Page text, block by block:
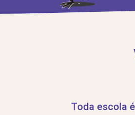
Toda escola